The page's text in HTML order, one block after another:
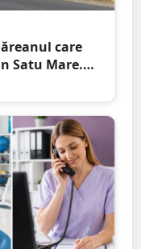
care
Satu Mare.